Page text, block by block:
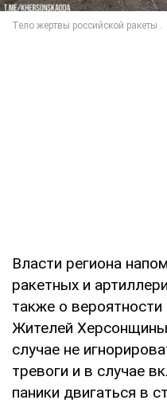
Власти региона
ракетных и
также о вероятности
Жителей
случае не
тревоги и в случае
паники двигаться в